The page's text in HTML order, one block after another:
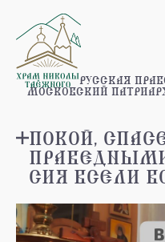
РУССКАЯ
МОСКОВСКИЙ
ПОКОЙ,
СИЯ ВСЕЛИ